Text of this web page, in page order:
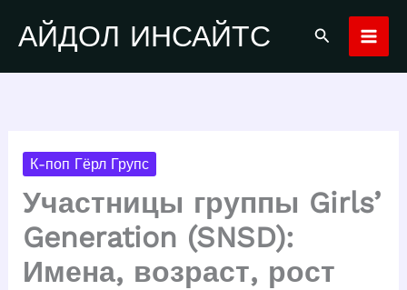
содержимому
АЙДОЛ ИНСАЙТС Поиск
К-поп Гёрл Групс
Участницы группы Girls’
Generation (SNSD):
Имена, возраст, рост